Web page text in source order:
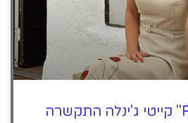
כוכבת "RHOC" קייטי ג'ינלה התקשרה